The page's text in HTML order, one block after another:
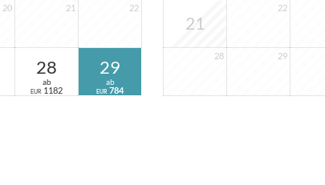
20 21 22
28
ab
EUR 1182
29
ab
EUR 784
21
22
28 29